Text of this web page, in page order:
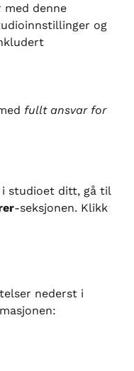
denne
og
fullt ansvar for
studioet ditt, gå til
-seksjonen. Klikk
nederst i